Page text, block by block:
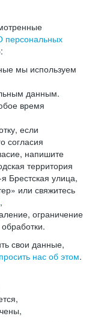
персональных
мы используем
данным.
время
если
согласия
напишите
территория
Брестская улица,
или свяжитесь
,
ограничение
свои данные,
нас об этом.